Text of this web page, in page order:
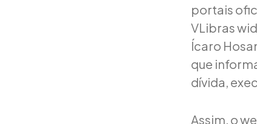
portais
VLibras
Ícaro
que
dívida,
Assim, o